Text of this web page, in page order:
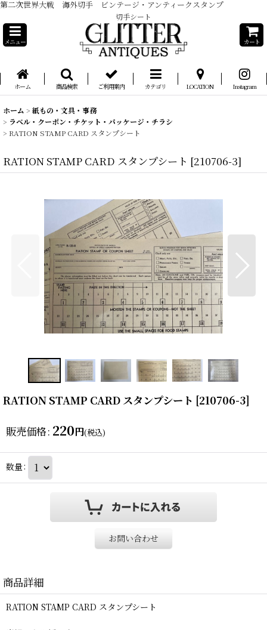
第二次世界大戦 海外切手 ビンテージ・アンティークスタンプ
切手シート
メニュー カート
ホーム 商品検索 ご利用案内 カテゴリ LOCATION Instagram
ホーム > 紙もの・文具・事務
> ラベル・クーポン・チケット・パッケージ・チラシ
> RATION STAMP CARD スタンプシート
RATION STAMP CARD スタンプシート [210706-3]
RATION STAMP CARD スタンプシート [210706-3]
販売価格: 220円(税込)
数量:
お問い合わせ
商品詳細
RATION STAMP CARD スタンプシート